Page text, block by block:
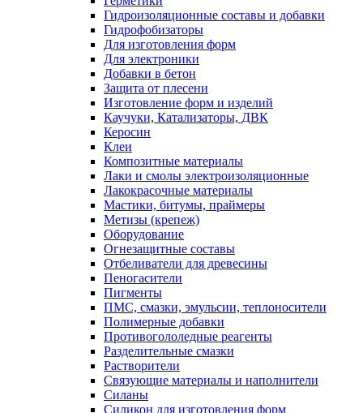
Гидроизоляционные составы и добавки
Гидрофобизаторы
Для изготовления форм
Для электроники
Добавки в бетон
Защита от плесени
Изготовление форм и изделий
Каучуки, Катализаторы, ДВК
Керосин
Клеи
Композитные материалы
Лаки и смолы электроизоляционные
Лакокрасочные материалы
Мастики, битумы, праймеры
Метизы (крепеж)
Оборудование
Огнезащитные составы
Отбеливатели для древесины
Пеногасители
Пигменты
ПМС, смазки, эмульсии, теплоносители
Полимерные добавки
Противогололедные реагенты
Разделительные смазки
Растворители
Связующие материалы и наполнители
Силаны
Силикон для изготовления форм